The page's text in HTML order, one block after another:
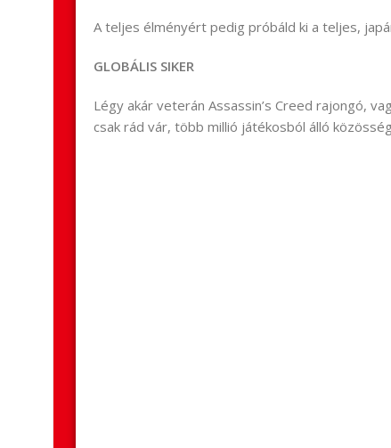
A teljes élményért pedig próbáld ki a teljes,
GLOBÁLIS SIKER
Légy akár veterán Assassin’s Creed rajongó,
csak rád vár, több millió játékosból álló